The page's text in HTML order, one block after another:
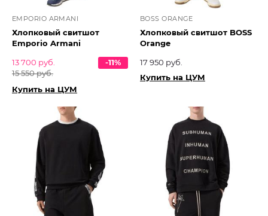
EMPORIO ARMANI
Хлопковый свитшот
Emporio Armani
13 700 руб.
15 550 руб.
-11%
Купить на ЦУМ
BOSS ORANGE
Хлопковый свитшот BOSS
Orange
17 950 руб.
Купить на ЦУМ